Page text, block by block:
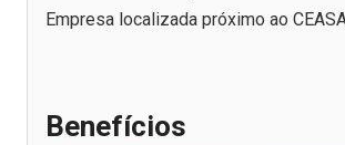
Empresa localizada próximo ao
Benefícios